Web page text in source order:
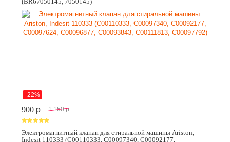
-22%
900 p 1 150 p
Электромагнитный клапан для стиральной машины Ariston,
Indesit 110333 (C00110333, C00097340, C00092177,